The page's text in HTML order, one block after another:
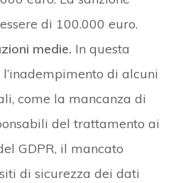
di 100.000 euro.
medie. In questa
di alcuni
come la mancanza di
del trattamento ai
GDPR, il mancato
di sicurezza dei dati